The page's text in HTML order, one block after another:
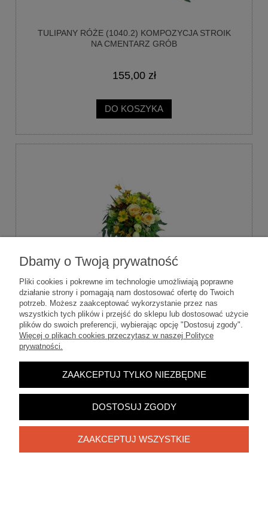
TULIPANY RÓŻE (1040.2) KOMPOZYCJA STROIK
NA CMENTARZ GRÓB
155,00 zł
DO KOSZYKA
TULIPANY LIMONKA RÓŻE (1040.5) KOMPOZYCJA
STROIK NA CMENTARZ GRÓB
165,00 zł
DO KOSZYKA
Dbamy o Twoją prywatność
Pliki cookies i pokrewne im technologie umożliwiają poprawne
działanie strony i pomagają nam dostosować ofertę do Twoich
potrzeb. Możesz zaakceptować wykorzystanie przez nas
wszystkich tych plików i przejść do sklepu lub dostosować użycie
plików do swoich preferencji, wybierając opcję "Dostosuj zgody".
Więcej o plikach cookies przeczytasz w naszej Polityce
prywatności.
ZAAKCEPTUJ TYLKO NIEZBĘDNE
DOSTOSUJ ZGODY
ZAAKCEPTUJ WSZYSTKIE